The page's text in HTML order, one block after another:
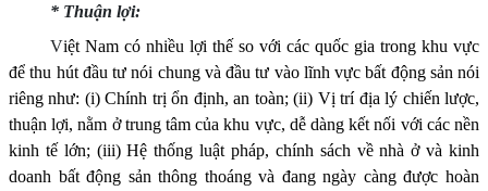
* Thuận lợi:
Việt Nam có nhiều lợi thế so với các quốc gia trong khu vực
để thu hút đầu tư nói chung và đầu tư vào lĩnh vực bất động sản nói
riêng như: (i) Chính trị ổn định, an toàn; (ii) Vị trí địa lý chiến lược,
thuận lợi, nằm ở trung tâm của khu vực, dễ dàng kết nối với các nền
kinh tế lớn; (iii) Hệ thống luật pháp, chính sách về nhà ở và kinh
doanh bất động sản thông thoáng và đang ngày càng được hoàn